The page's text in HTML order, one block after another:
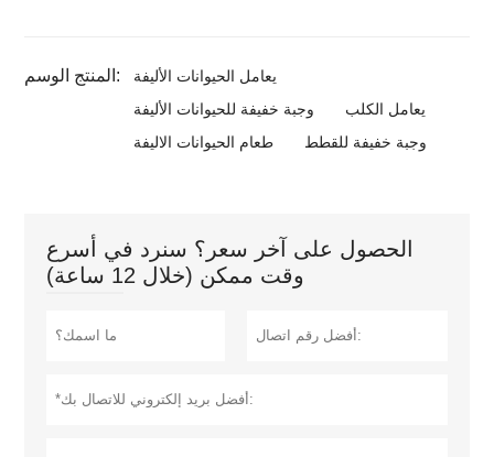
المنتج الوسم:
يعامل الحيوانات الأليفة
وجبة خفيفة للحيوانات الأليفة
يعامل الكلب
طعام الحيوانات الاليفة
وجبة خفيفة للقطط
الحصول على آخر سعر؟ سنرد في أسرع
وقت ممكن (خلال 12 ساعة)